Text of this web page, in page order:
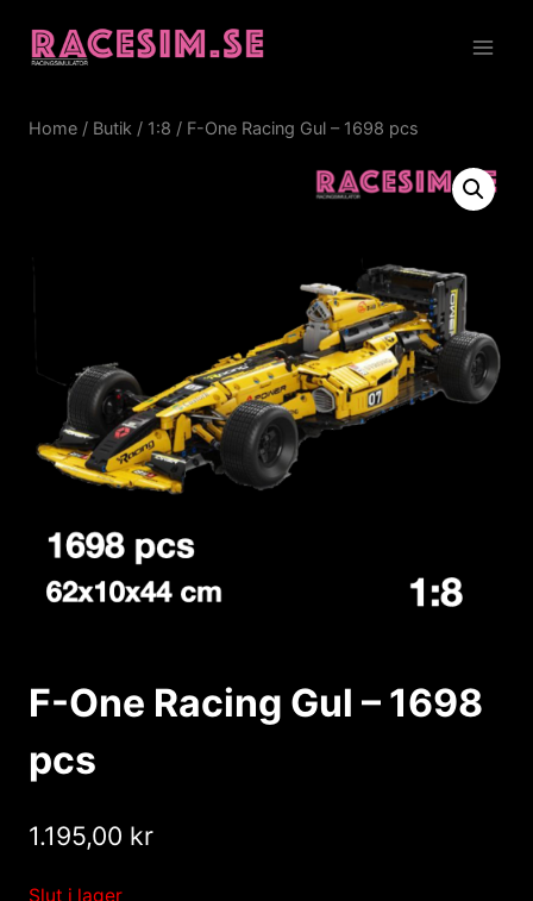
Home / Butik / 1:8 / F-One Racing Gul – 1698 pcs
F-One Racing Gul – 1698
pcs
1.195,00 kr
Slut i lager